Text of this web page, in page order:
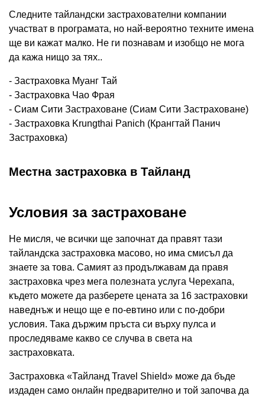
Следните тайландски застрахователни компании
участват в програмата, но най-вероятно техните имена
ще ви кажат малко. Не ги познавам и изобщо не мога
да кажа нищо за тях..
- Застраховка Муанг Тай
- Застраховка Чао Фрая
- Сиам Сити Застраховане (Сиам Сити Застраховане)
- Застраховка Krungthai Panich (Крангтай Панич
Застраховка)
Местна застраховка в Тайланд
Условия за застраховане
Не мисля, че всички ще започнат да правят тази
тайландска застраховка масово, но има смисъл да
знаете за това. Самият аз продължавам да правя
застраховка чрез мега полезната услуга Черехапа,
където можете да разберете цената за 16 застраховки
наведнъж и нещо ще е по-евтино или с по-добри
условия. Така държим пръста си върху пулса и
проследяваме какво се случва в света на
застраховката.
Застраховка «Тайланд Travel Shield» може да бъде
издаден само онлайн предварително и той започва да